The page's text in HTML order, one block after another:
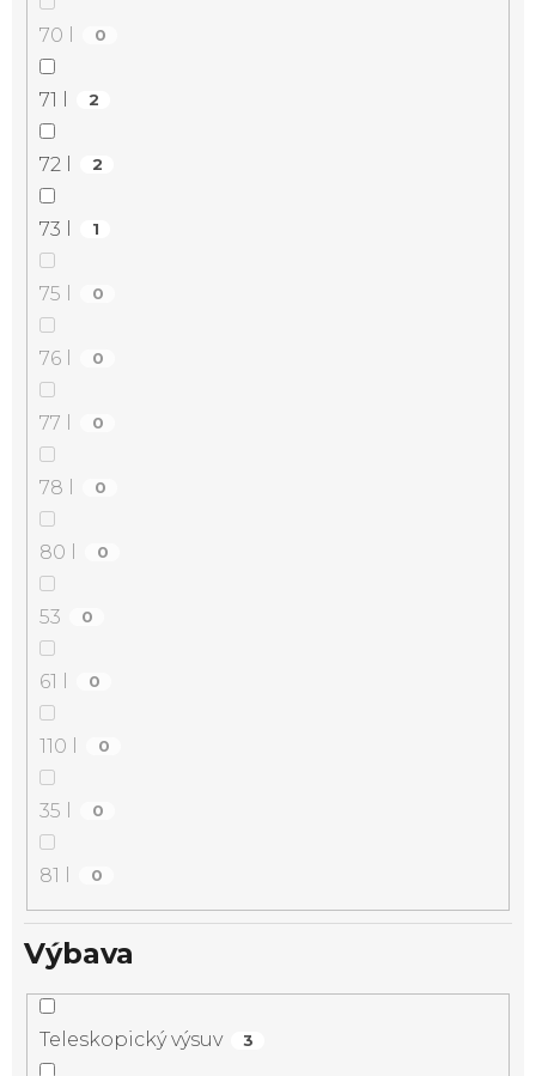
70 l 0
71 l 2
72 l 2
73 l 1
75 l 0
76 l 0
77 l 0
78 l 0
80 l 0
53 0
61 l 0
110 l 0
35 l 0
81 l 0
Výbava
Teleskopický výsuv 3